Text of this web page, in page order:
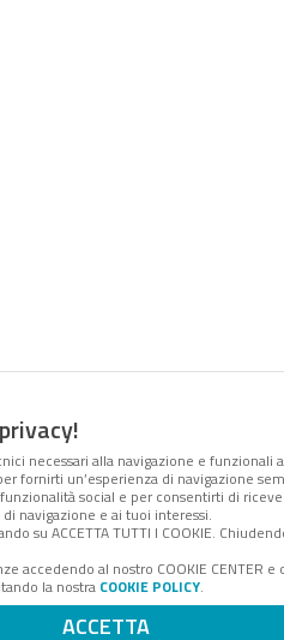
necessari alla navigazione e funzionali
fornirti un’esperienza di navigazione
social e per consentirti di
navigazione e ai tuoi interessi.
su ACCETTA TUTTI I COOKIE.
accedendo al nostro COOKIE CENTER
la nostra COOKIE POLICY.
ACCETTA